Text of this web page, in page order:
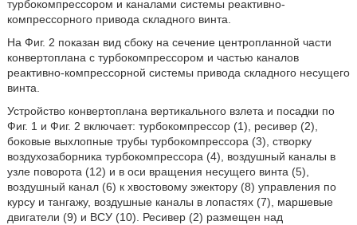
турбокомпрессором и каналами системы реактивно-
компрессорного привода складного винта.
На Фиг. 2 показан вид сбоку на сечение центропланной части
конвертоплана с турбокомпрессором и частью каналов
реактивно-компрессорной системы привода складного несущего
винта.
Устройство конвертоплана вертикального взлета и посадки по
Фиг. 1 и Фиг. 2 включает: турбокомпрессор (1), ресивер (2),
боковые выхлопные трубы турбокомпрессора (3), створку
воздухозаборника турбокомпрессора (4), воздушный каналы в
узле поворота (12) и в оси вращения несущего винта (5),
воздушный канал (6) к хвостовому эжектору (8) управления по
курсу и тангажу, воздушные каналы в лопастях (7), маршевые
двигатели (9) и ВСУ (10). Ресивер (2) размещен над